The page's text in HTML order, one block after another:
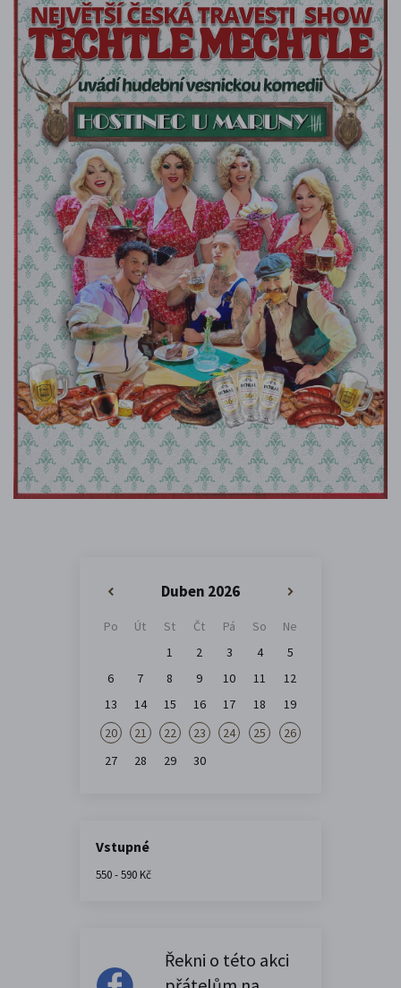
Duben 2026
Po Út St Čt Pá So
Ne
1
2 3 4
5
6
7 8 9 10 11
12
13
14 15 16 17 18
19
20
21 22 23 24 25
26
27
28 29 30
Vstupné
550 - 590 Kč
Řekni o této akci